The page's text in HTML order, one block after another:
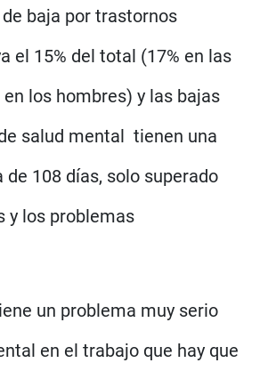
baja por trastornos
el 15% del total (17% en las
en los hombres) y las bajas
salud mental tienen una
de 108 días, solo superado
y los problemas
un problema muy serio
en el trabajo que hay que